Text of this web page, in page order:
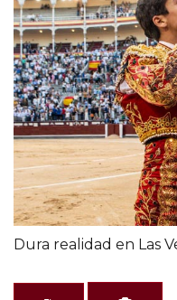
Dura realidad en Las